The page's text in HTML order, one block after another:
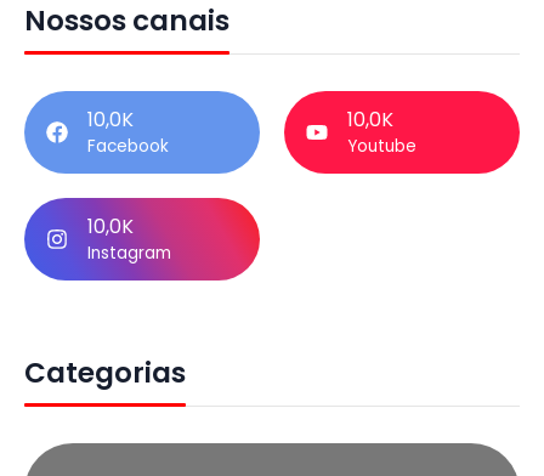
Nossos canais
10,0K
Facebook
10,0K
Youtube
10,0K
Instagram
Categorias